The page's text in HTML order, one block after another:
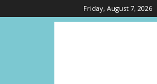
Friday, August 7, 2026